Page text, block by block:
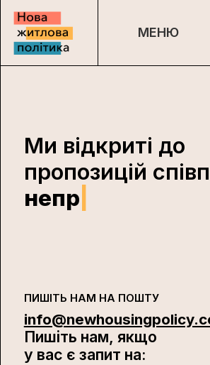
МЕНЮ
Ми відкриті до
пропозицій
н
ПИШІТЬ НАМ НА ПОШТУ
Пишіть нам, якщо
у вас є запит на: